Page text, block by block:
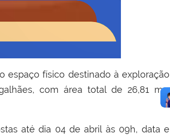
espaço físico destinado à exploração
com área total de 26,81 m2,
até dia 04 de abril às 09h, data e